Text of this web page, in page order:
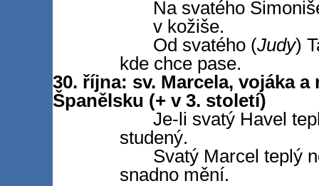
Na svatého
v kožiše.
Od svatého (Judy)
kde chce pase.
30. října: sv. Marcela, vojáka a
Španělsku (+ v 3. století)
Je-li svatý Havel
studený.
Svatý Marcel teplý
snadno mění.